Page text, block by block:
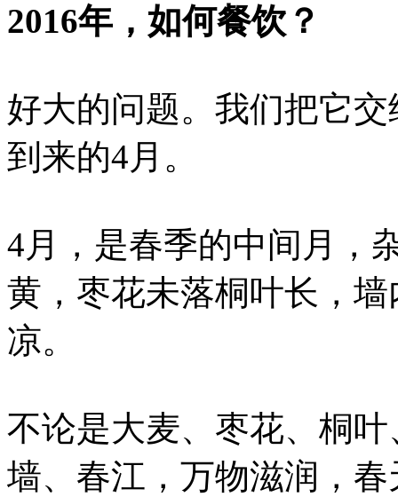
2016年，如何餐饮？
好大的问题。我们把它
到来的4月。
4月，是春季的中间月，
黄，枣花未落桐叶长，
凉。
不论是大麦、枣花、桐
墙、春江，万物滋润，